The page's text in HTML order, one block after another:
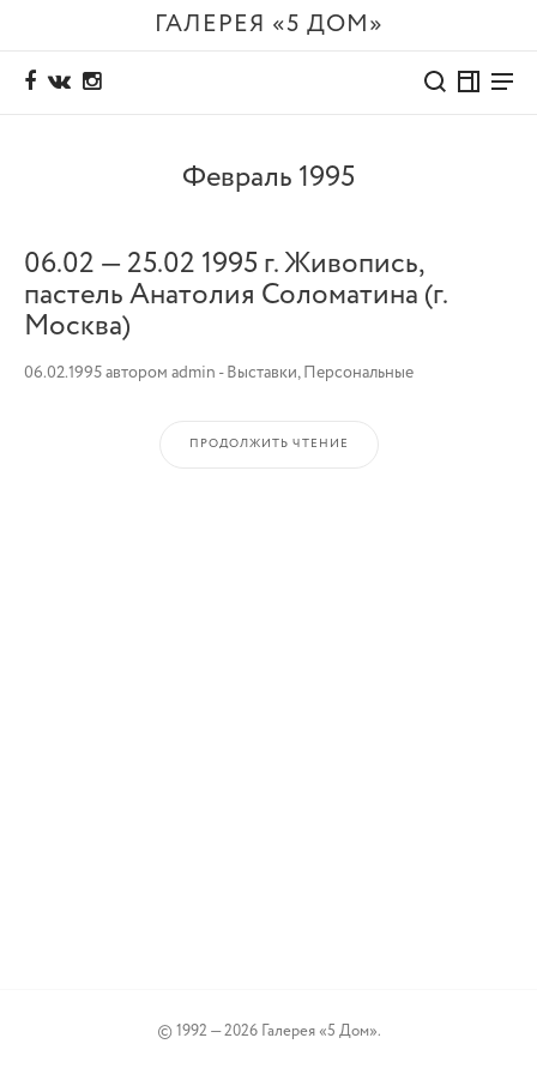
ГАЛЕРЕЯ «5 ДОМ»
Февраль 1995
06.02 — 25.02 1995 г. Живопись,
пастель Анатолия Соломатина (г.
Москва)
06.02.1995автором admin -Выставки,Персональные
ПРОДОЛЖИТЬ ЧТЕНИЕ
© 1992 — 2026 Галерея «5 Дом».